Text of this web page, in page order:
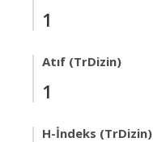
1
Atıf (TrDizin)
1
H-İndeks (TrDizin)